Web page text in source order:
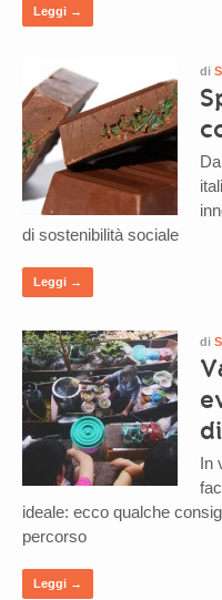
Leggi →
di
di sostenibilità sociale
Leggi →
di
In
ideale: ecco qualche
percorso
Leggi →